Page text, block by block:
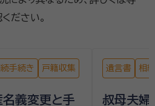
ださい。
手続き 戸籍収集
義変更と手
遺言書 相
叔母夫婦